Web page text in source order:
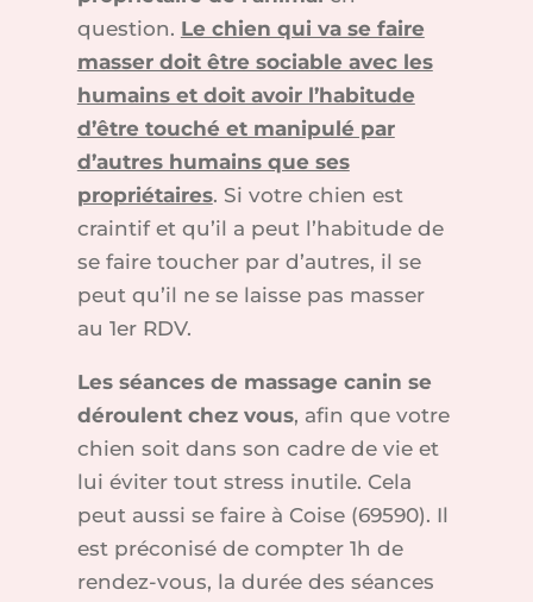
question. Le chien qui va se faire
masser doit être sociable avec les
humains et doit avoir l’habitude
d’être touché et manipulé par
d’autres humains que ses
propriétaires. Si votre chien est
craintif et qu’il a peut l’habitude de
se faire toucher par d’autres, il se
peut qu’il ne se laisse pas masser
au 1er RDV.
Les séances de massage canin se
déroulent chez vous, afin que votre
chien soit dans son cadre de vie et
lui éviter tout stress inutile. Cela
peut aussi se faire à Coise (69590). Il
est préconisé de compter 1h de
rendez-vous, la durée des séances